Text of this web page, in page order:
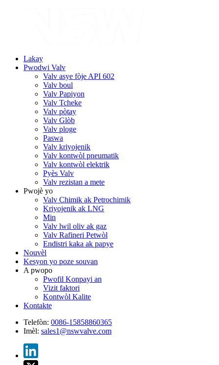
Lakay
Pwodwi Valv
Valv asye fòje API 602
Valv boul
Valv Papiyon
Valv Tcheke
Valv pòtay
Valv Glòb
Valv ploge
Paswa
Valv kriyojenik
Valv kontwòl pneumatik
Valv kontwòl elektrik
Pyès Valv
Valv rezistan a mete
Pwojè yo
Valv Chimik ak Petrochimik
Kriyojenik ak LNG
Min
Valv lwil oliv ak gaz
Valv Rafineri Petwòl
Endistri kaka ak papye
Nouvèl
Kesyon yo poze souvan
A pwopo
Pwofil Konpayi an
Vizit faktori
Kontwòl Kalite
Kontakte
Telefòn: 0086-15858860365
Imèl: sales1@nswvalve.com